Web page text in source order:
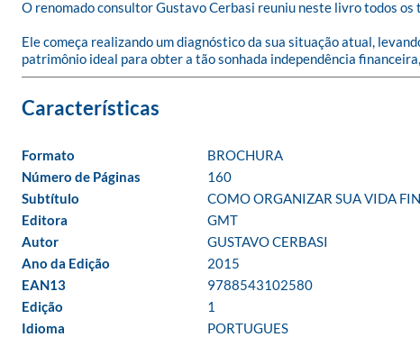
O renomado consultor Gustavo Cerbasi reuniu neste livro todos
Ele começa realizando um diagnóstico da sua situação atual,
patrimônio ideal para obter a tão sonhada independência
Formato
BROCHURA
Número de Páginas
160
Subtítulo
COMO ORGANIZAR SUA VIDA
Editora
GMT
Autor
GUSTAVO CERBASI
Ano da Edição
2015
EAN13
9788543102580
Edição
1
Idioma
PORTUGUES